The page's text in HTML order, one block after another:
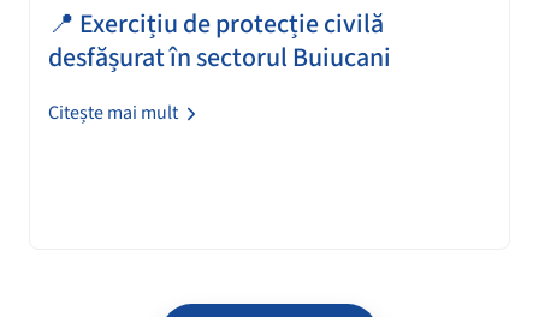
📍 Exercițiu de protecție civilă
desfășurat în sectorul Buiucani
Citește mai mult